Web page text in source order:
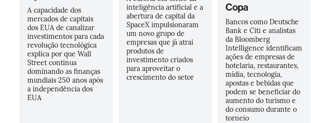
A capacidade dos
mercados de capitais
dos EUA de canalizar
investimentos para cada
revolução tecnológica
explica por que Wall
Street continua
dominando as finanças
mundiais 250 anos após
a independência dos
EUA
inteligência artificial e a
abertura de capital da
SpaceX impulsionaram
um novo grupo de
empresas que já atrai
produtos de
investimento criados
para aproveitar o
crescimento do setor
Copa
Bancos como Deutsche
Bank e Citi e analistas
da Bloomberg
Intelligence identificam
ações de empresas de
hotelaria, restaurantes,
mídia, tecnologia,
apostas e bebidas que
podem se beneficiar do
aumento do turismo e
do consumo durante o
torneio